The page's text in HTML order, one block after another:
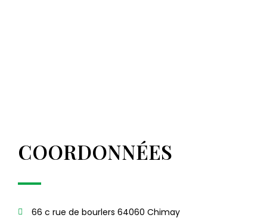
COORDONNÉES
66 c rue de bourlers 64060 Chimay